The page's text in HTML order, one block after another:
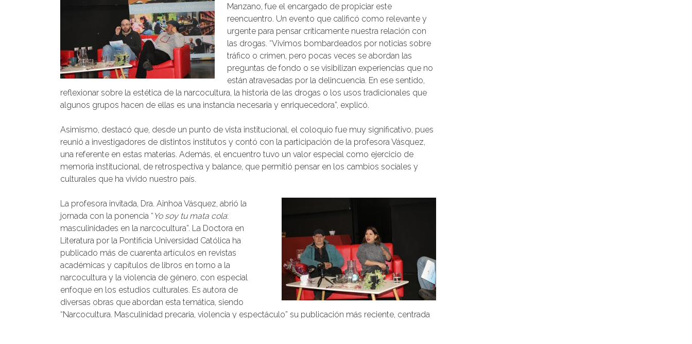
Manzano, fue el encargado de propiciar este
reencuentro. Un evento que calificó como relevante y
urgente para pensar críticamente nuestra relación con
las drogas. “Vivimos bombardeados por noticias sobre
tráfico o crimen, pero pocas veces se abordan las
preguntas de fondo o se visibilizan experiencias que no
están atravesadas por la delincuencia. En ese sentido,
reflexionar sobre la estética de la narcocultura, la historia de las drogas o los usos tradicionales que
algunos grupos hacen de ellas es una instancia necesaria y enriquecedora”, explicó.
Asimismo, destacó que, desde un punto de vista institucional, el coloquio fue muy significativo, pues
reunió a investigadores de distintos institutos y contó con la participación de la profesora Vásquez,
una referente en estas materias. Además, el encuentro tuvo un valor especial como ejercicio de
memoria institucional, de retrospectiva y balance, que permitió pensar en los cambios sociales y
culturales que ha vivido nuestro país.
La profesora invitada, Dra. Ainhoa Vásquez, abrió la
jornada con la ponencia “ Yo soy tu mata cola:
masculinidades en la narcocultura”. La Doctora en
Literatura por la Pontificia Universidad Católica ha
publicado más de cuarenta artículos en revistas
académicas y capítulos de libros en torno a la
narcocultura y la violencia de género, con especial
enfoque en los estudios culturales. Es autora de
diversas obras que abordan esta temática, siendo
“Narcocultura. Masculinidad precaria, violencia y espectáculo” su publicación más reciente, centrada